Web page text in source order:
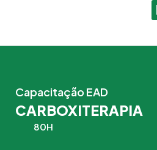
Capacitação EAD
CARBOXITERAPIA
80H